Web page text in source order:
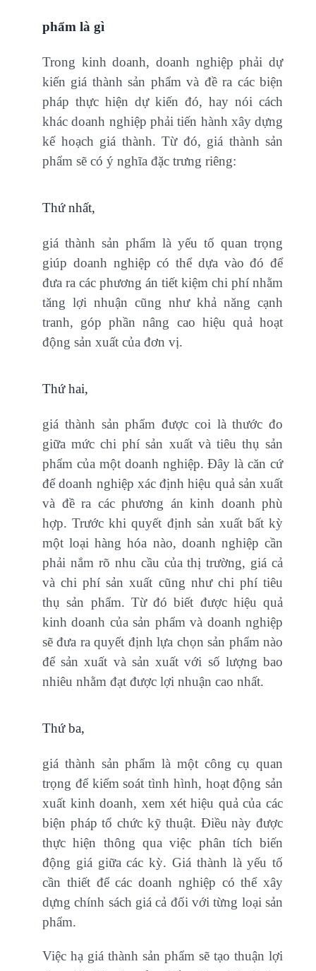
phẩm là gì
Trong kinh doanh, doanh nghiệp phải dự
kiến giá thành sản phẩm và đề ra các biện
pháp thực hiện dự kiến đó, hay nói cách
khác doanh nghiệp phải tiến hành xây dựng
kế hoạch giá thành. Từ đó, giá thành sản
phẩm sẽ có ý nghĩa đặc trưng riêng:
Thứ nhất,
giá thành sản phẩm là yếu tố quan trọng
giúp doanh nghiệp có thể dựa vào đó để
đưa ra các phương án tiết kiệm chi phí nhằm
tăng lợi nhuận cũng như khả năng cạnh
tranh, góp phần nâng cao hiệu quả hoạt
động sản xuất của đơn vị.
Thứ hai,
giá thành sản phẩm được coi là thước đo
giữa mức chi phí sản xuất và tiêu thụ sản
phẩm của một doanh nghiệp. Đây là căn cứ
để doanh nghiệp xác định hiệu quả sản xuất
và đề ra các phương án kinh doanh phù
hợp. Trước khi quyết định sản xuất bất kỳ
một loại hàng hóa nào, doanh nghiệp cần
phải nắm rõ nhu cầu của thị trường, giá cả
và chi phí sản xuất cũng như chi phí tiêu
thụ sản phẩm. Từ đó biết được hiệu quả
kinh doanh của sản phẩm và doanh nghiệp
sẽ đưa ra quyết định lựa chọn sản phẩm nào
để sản xuất và sản xuất với số lượng bao
nhiêu nhằm đạt được lợi nhuận cao nhất.
Thứ ba,
giá thành sản phẩm là một công cụ quan
trọng để kiểm soát tình hình, hoạt động sản
xuất kinh doanh, xem xét hiệu quả của các
biện pháp tổ chức kỹ thuật. Điều này được
thực hiện thông qua việc phân tích biến
động giá giữa các kỳ. Giá thành là yếu tố
cần thiết để các doanh nghiệp có thể xây
dựng chính sách giá cả đối với từng loại sản
phẩm.
Việc hạ giá thành sản phẩm sẽ tạo thuận lợi